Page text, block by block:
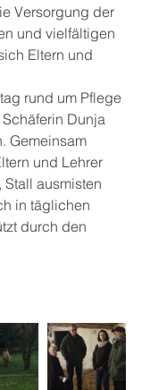
Versorgung der
und vielfältigen
Eltern und
rund um Pflege
Dunja
Gemeinsam
und Lehrer
Stall ausmisten
in täglichen
durch den